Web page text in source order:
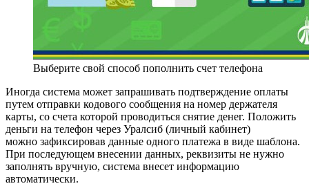
Выберите свой способ пополнить счет телефона
Иногда система может запрашивать подтверждение оплаты
путем отправки кодового сообщения на номер держателя
карты, со счета которой проводиться снятие денег. Положить
деньги на телефон через Уралсиб (личный кабинет)
можно зафиксировав данные одного платежа в виде шаблона.
При последующем внесении данных, реквизиты не нужно
заполнять вручную, система внесет информацию
автоматически.